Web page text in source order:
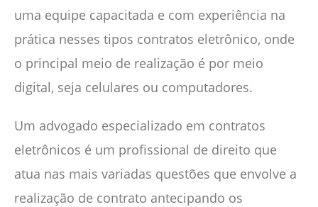
uma equipe capacitada e com experiência na
prática nesses tipos contratos eletrônico, onde
o principal meio de realização é por meio
digital, seja celulares ou computadores.
Um advogado especializado em contratos
eletrônicos é um profissional de direito que
atua nas mais variadas questões que envolve a
realização de contrato antecipando os